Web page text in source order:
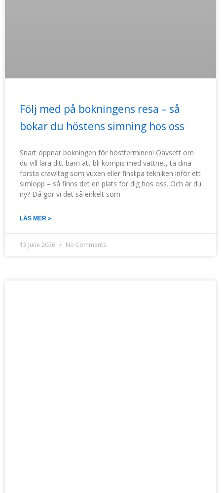
Följ med på bokningens resa – så
bokar du höstens simning hos oss
Snart öppnar bokningen för höstterminen! Oavsett om
du vill lära ditt barn att bli kompis med vattnet, ta dina
första crawltag som vuxen eller finslipa tekniken inför ett
simlopp – så finns det en plats för dig hos oss. Och är du
ny? Då gör vi det så enkelt som
LÄS MER »
13 June 2026 No Comments